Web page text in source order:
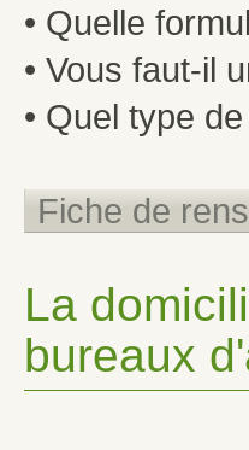
• Quelle
• Vous faut-il
• Quel type
Fiche de
La
bureaux